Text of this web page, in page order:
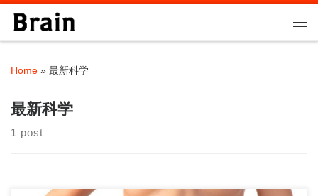
Skip to content
Home » 最新科学
最新科学
1 post